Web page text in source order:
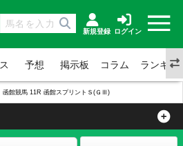
新規登録 ログイン
予想 掲示板 コラム ランキン
函館競馬 11R 函館スプリントＳ(ＧⅢ)